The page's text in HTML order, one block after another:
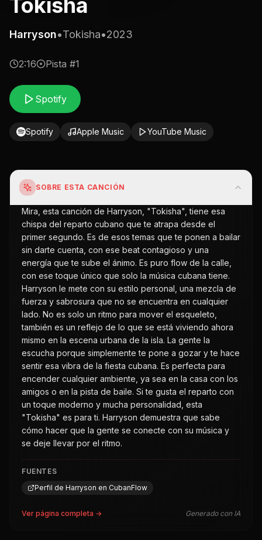
Tokisha
Harryson•Tokisha•2023
2:16 Pista #1
Spotify
Spotify Apple Music YouTube Music
SOBRE ESTA CANCIÓN
Mira, esta canción de Harryson, "Tokisha", tiene esa
chispa del reparto cubano que te atrapa desde el
primer segundo. Es de esos temas que te ponen a bailar
sin darte cuenta, con ese beat contagioso y una
energía que te sube el ánimo. Es puro flow de la calle,
con ese toque único que solo la música cubana tiene.
Harryson le mete con su estilo personal, una mezcla de
fuerza y sabrosura que no se encuentra en cualquier
lado. No es solo un ritmo para mover el esqueleto,
también es un reflejo de lo que se está viviendo ahora
mismo en la escena urbana de la isla. La gente la
escucha porque simplemente te pone a gozar y te hace
sentir esa vibra de la fiesta cubana. Es perfecta para
encender cualquier ambiente, ya sea en la casa con los
amigos o en la pista de baile. Si te gusta el reparto con
un toque moderno y mucha personalidad, esta
"Tokisha" es para ti. Harryson demuestra que sabe
cómo hacer que la gente se conecte con su música y
se deje llevar por el ritmo.
FUENTES
Perfil de Harryson en CubanFlow
Ver página completa → Generado con IA